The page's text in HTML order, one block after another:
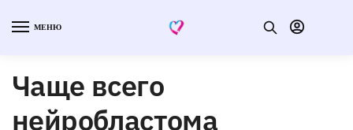
МЕНЮ
Чаще всего
нейробластома